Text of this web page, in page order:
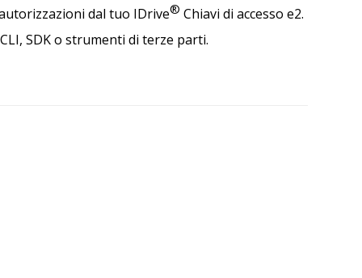
dal tuo IDrive® Chiavi di accesso e2.
SDK o strumenti di terze parti.